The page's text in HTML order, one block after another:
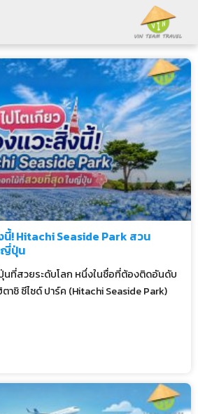
นี้! Hitachi Seaside Park สวน
ญี่ปุ่น
ที่สวยระดับโลก หนึ่งในชื่อที่ต้องติดอันดับ
ชิ ซีไซด์ ปาร์ค (Hitachi Seaside Park)